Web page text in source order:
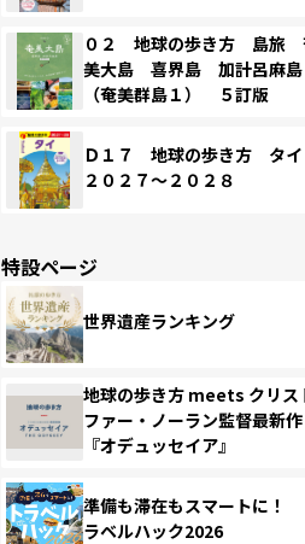
０２ 地球の歩き方 島旅
美大島 喜界島 加計呂麻島
（奄美群島１） ５訂版
Ｄ１７ 地球の歩き方 タ
２０２７～２０２８
特設ページ
世界遺産ランキング
地球の歩き方 meets クリス
ファー・ノーラン監督最新作
『オデュッセイア』
準備も滞在もスマートに！
ラベルハック2026